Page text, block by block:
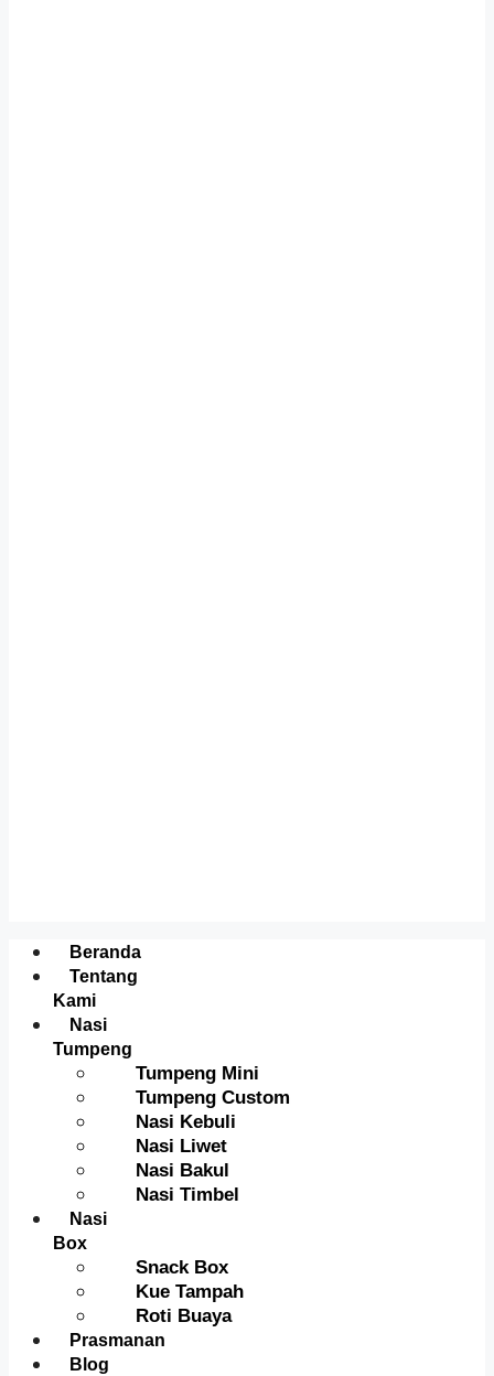
Menu
Beranda
Tentang
Kami
Nasi
Tumpeng
Tumpeng Mini
Tumpeng Custom
Nasi Kebuli
Nasi Liwet
Nasi Bakul
Nasi Timbel
Nasi
Box
Snack Box
Kue Tampah
Roti Buaya
Prasmanan
Blog